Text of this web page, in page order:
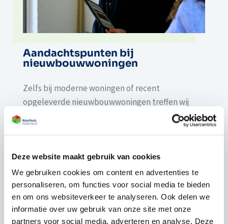
Deze website maakt gebruik van cookies
We gebruiken cookies om content en advertenties te
personaliseren, om functies voor social media te bieden
en om ons websiteverkeer te analyseren. Ook delen we
informatie over uw gebruik van onze site met onze
partners voor social media, adverteren en analyse. Deze
Aandachtspunten bij
nieuwbouwwoningen
Zelfs bij moderne woningen of recent
opgeleverde nieuwbouwwoningen treffen wij
tijdens een bouwkundige keuring regelmatig
aandachtspunten aan, waaronder:
constructieve of uitvoeringsfouten door snelle
onvolledige of slordige afwerking;
gebreken aan isolatie, installaties of
ventilatiesystemen.